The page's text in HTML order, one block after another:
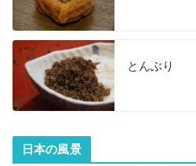
とんぶり
日本の風景